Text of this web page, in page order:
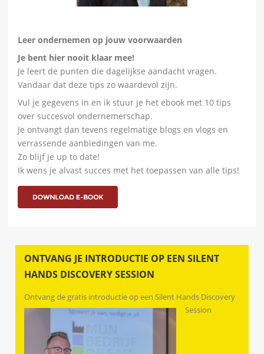
Leer ondernemen op jouw voorwaarden
Je bent hier nooit klaar mee!
Je leert de punten die dagelijkse aandacht vragen.
Vandaar dat deze tips zo waardevol zijn.
Vul je gegevens in en ik stuur je het ebook met 10 tips
over succesvol ondernemerschap.
Je ontvangt dan tevens regelmatige blogs en vlogs en
verrassende aanbiedingen van me.
Zo blijf je up to date!
Ik wens je alvast succes met het toepassen van alle tips!
ONTVANG JE INTRODUCTIE OP EEN SILENT
HANDS DISCOVERY SESSION
Ontvang de gratis introductie op een Silent Hands Discovery
Session